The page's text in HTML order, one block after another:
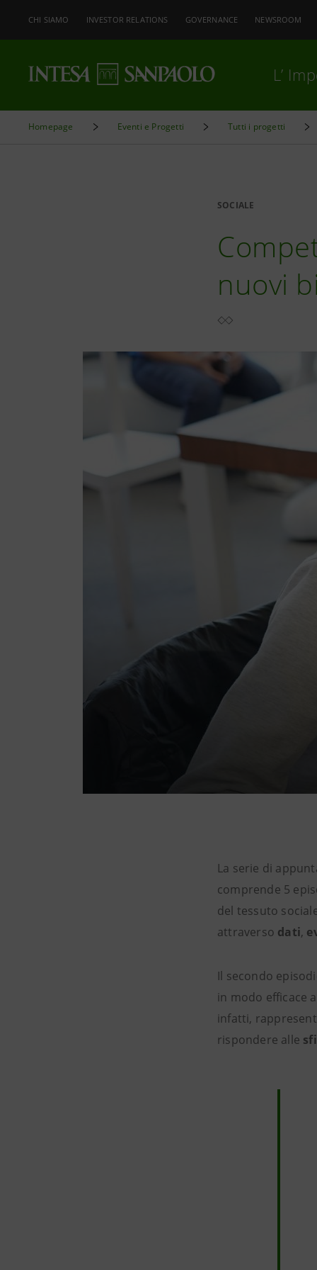
CHI SIAMO INVESTOR RELATIONS GOVERNANCE NEWSROOM
L’
Homepage Eventi e Progetti Tutti i progetti
SOCIALE
nuovi
La serie di
comprende 5
del tessuto
attraverso dati,
Il secondo
in modo efficace
infatti,
rispondere alle